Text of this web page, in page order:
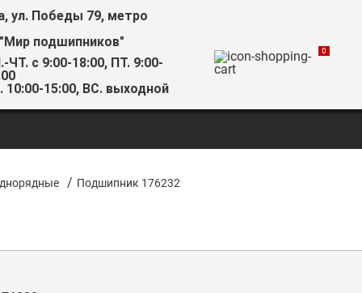
ул. Победы 79, метро
подшипников"
ЧТ. с 9:00-18:00, ПТ. 9:00-
10:00-15:00, ВС. выходной
0
/ Подшипник 176232